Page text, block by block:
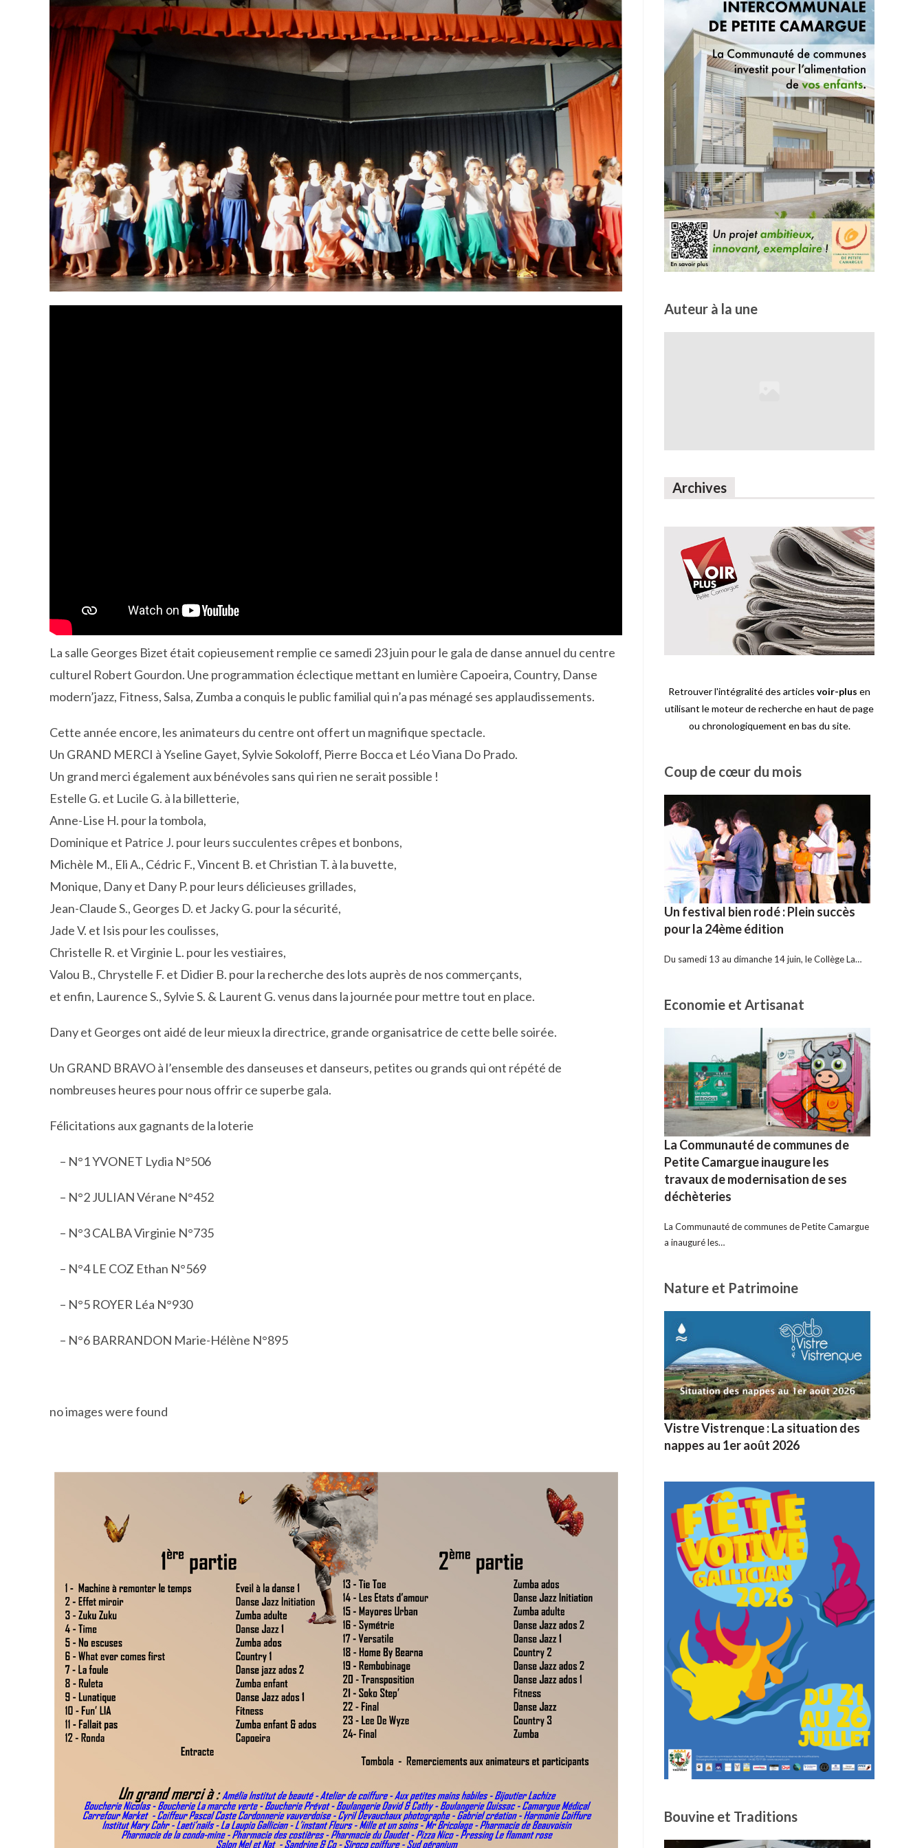
La salle Georges Bizet était copieusement remplie ce samedi 23 juin pour le gala de danse annuel du centre
culturel Robert Gourdon. Une programmation éclectique mettant en lumière Capoeira, Country, Danse
modern’jazz, Fitness, Salsa, Zumba a conquis le public familial qui n’a pas ménagé ses applaudissements.
Cette année encore, les animateurs du centre ont offert un magnifique spectacle.
Un GRAND MERCI à Yseline Gayet, Sylvie Sokoloff, Pierre Bocca et Léo Viana Do Prado.
Un grand merci également aux bénévoles sans qui rien ne serait possible !
Estelle G. et Lucile G. à la billetterie,
Anne-Lise H. pour la tombola,
Dominique et Patrice J. pour leurs succulentes crêpes et bonbons,
Michèle M., Eli A., Cédric F., Vincent B. et Christian T. à la buvette,
Monique, Dany et Dany P. pour leurs délicieuses grillades,
Jean-Claude S., Georges D. et Jacky G. pour la sécurité,
Jade V. et Isis pour les coulisses,
Christelle R. et Virginie L. pour les vestiaires,
Valou B., Chrystelle F. et Didier B. pour la recherche des lots auprès de nos commerçants,
et enfin, Laurence S., Sylvie S. & Laurent G. venus dans la journée pour mettre tout en place.
Dany et Georges ont aidé de leur mieux la directrice, grande organisatrice de cette belle soirée.
Un GRAND BRAVO à l’ensemble des danseuses et danseurs, petites ou grands qui ont répété de
nombreuses heures pour nous offrir ce superbe gala.
Félicitations aux gagnants de la loterie
– N°1 YVONET Lydia N°506
– N°2 JULIAN Vérane N°452
– N°3 CALBA Virginie N°735
– N°4 LE COZ Ethan N°569
– N°5 ROYER Léa N°930
– N°6 BARRANDON Marie-Hélène N°895
no images were found
Auteur à la une
Archives
Retrouver l'intégralité des articles voir-plus en
utilisant le moteur de recherche en haut de page
ou chronologiquement en bas du site.
Coup de cœur du mois
Un festival bien rodé : Plein succès
pour la 24ème édition
Du samedi 13 au dimanche 14 juin, le Collège La…
Economie et Artisanat
La Communauté de communes de
Petite Camargue inaugure les
travaux de modernisation de ses
déchèteries
La Communauté de communes de Petite Camargue
a inauguré les…
Nature et Patrimoine
Vistre Vistrenque : La situation des
nappes au 1er août 2026
Bouvine et Traditions